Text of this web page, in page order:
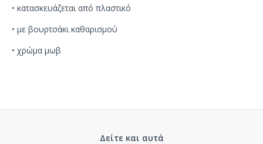
• κατασκευάζεται από πλαστικό
• με βουρτσάκι καθαρισμού
• χρώμα μωβ
Δείτε και αυτά